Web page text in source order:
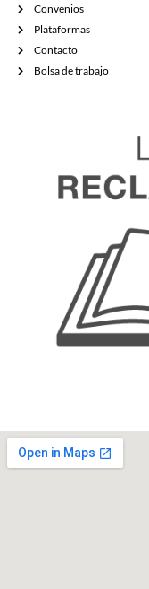
Convenios
Plataformas
Contacto
Bolsa de trabajo